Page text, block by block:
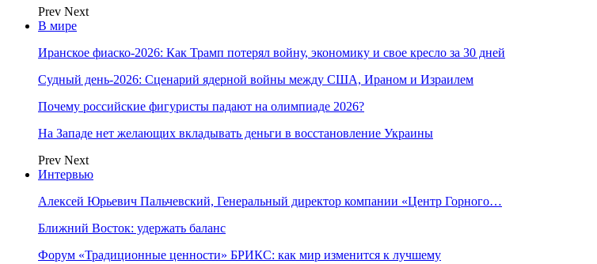
Prev Next
В мире
Иранское фиаско-2026: Как Трамп потерял войну, экономику и свое кресло за 30 дней
Судный день-2026: Сценарий ядерной войны между США, Ираном и Израилем
Почему российские фигуристы падают на олимпиаде 2026?
На Западе нет желающих вкладывать деньги в восстановление Украины
Prev Next
Интервью
Алексей Юрьевич Пальчевский, Генеральный директор компании «Центр Горного…
Ближний Восток: удержать баланс
Форум «Традиционные ценности» БРИКС: как мир изменится к лучшему